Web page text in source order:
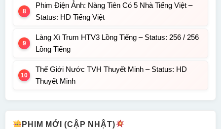
Phim Điện Ảnh: Nàng Tiên Có 5 Nhà Tiếng Việt –
Status: HD Tiếng Việt
Làng Xì Trum HTV3 Lồng Tiếng – Status: 256 / 256
Lồng Tiếng
Thế Giới Nước TVH Thuyết Minh – Status: HD
Thuyết Minh
PHIM MỚI (CẬP NHẬT)